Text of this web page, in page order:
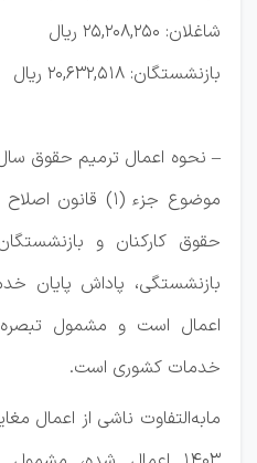
شاغلان: ۲۵,۲۰۸,۲۵۰ ریال
بازنشستگان: ۲۰,۶۳۲,۵۱۸ ریال
حقوق کارکنان و
بازنشستگی، پاداش پایان
خدمات کشوری است.
مابه‌التفاوت ناشی از اعمال